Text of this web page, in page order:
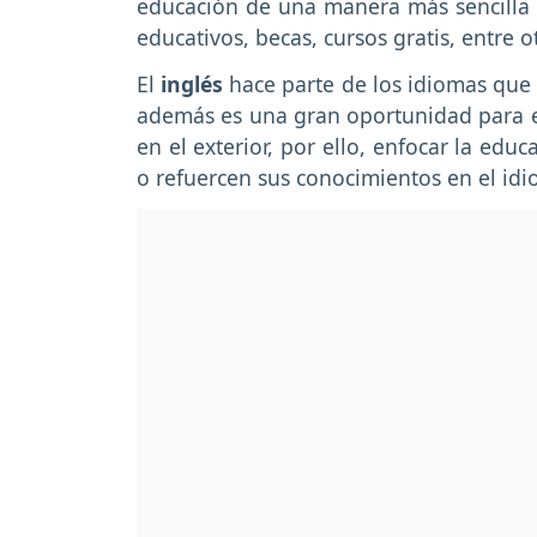
educación de una manera más
educativos, becas, cursos gratis, entre
El inglés hace parte de los idiomas
además es una gran oportunidad
en el exterior, por ello, enfocar la
o refuercen sus conocimientos en el